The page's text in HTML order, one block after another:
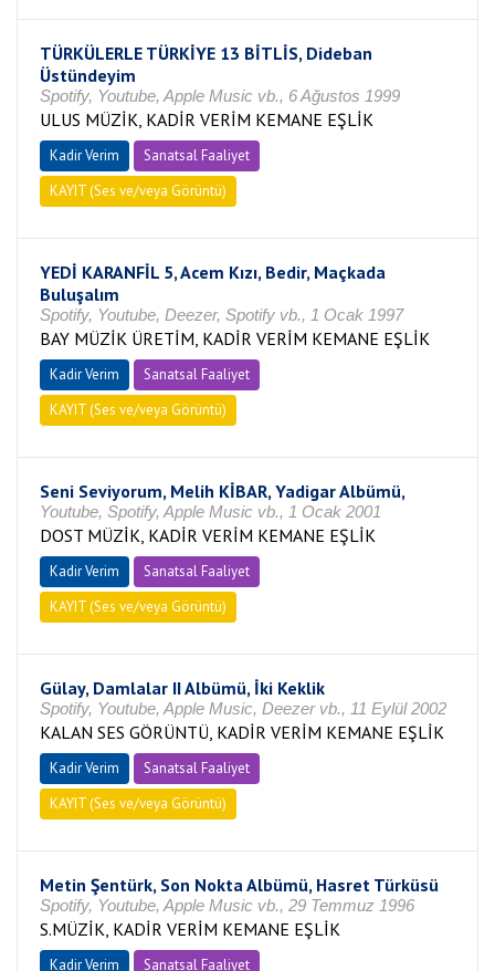
TÜRKÜLERLE TÜRKİYE 13 BİTLİS, Dideban
Üstündeyim
Spotify, Youtube, Apple Music vb., 6 Ağustos 1999
ULUS MÜZİK, KADİR VERİM KEMANE EŞLİK
Kadir Verim
Sanatsal Faaliyet
KAYIT (Ses ve/veya Görüntü)
YEDİ KARANFİL 5, Acem Kızı, Bedir, Maçkada
Buluşalım
Spotify, Youtube, Deezer, Spotify vb., 1 Ocak 1997
BAY MÜZİK ÜRETİM, KADİR VERİM KEMANE EŞLİK
Kadir Verim
Sanatsal Faaliyet
KAYIT (Ses ve/veya Görüntü)
Seni Seviyorum, Melih KİBAR, Yadigar Albümü,
Youtube, Spotify, Apple Music vb., 1 Ocak 2001
DOST MÜZİK, KADİR VERİM KEMANE EŞLİK
Kadir Verim
Sanatsal Faaliyet
KAYIT (Ses ve/veya Görüntü)
Gülay, Damlalar II Albümü, İki Keklik
Spotify, Youtube, Apple Music, Deezer vb., 11 Eylül 2002
KALAN SES GÖRÜNTÜ, KADİR VERİM KEMANE EŞLİK
Kadir Verim
Sanatsal Faaliyet
KAYIT (Ses ve/veya Görüntü)
Metin Şentürk, Son Nokta Albümü, Hasret Türküsü
Spotify, Youtube, Apple Music vb., 29 Temmuz 1996
S.MÜZİK, KADİR VERİM KEMANE EŞLİK
Kadir Verim Sanatsal Faaliyet